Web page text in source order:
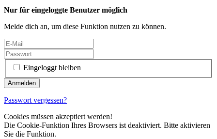
Nur für eingeloggte Benutzer möglich
Melde dich an, um diese Funktion nutzen zu können.
Eingeloggt bleiben
Passwort vergessen?
Cookies müssen akzeptiert werden!
Die Cookie-Funktion Ihres Browsers ist deaktiviert. Bitte aktivieren
Sie die Funktion.